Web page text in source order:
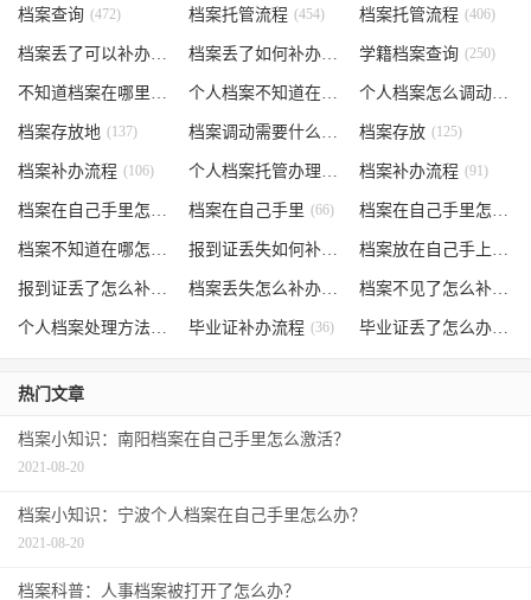
档案查询 (472) 档案托管流程 (454) 档案托管流程 (406)
档案丢了可以补办吗 (371) 档案丢了如何补办 学籍档案查询 (250)
不知道档案在哪里 个人档案不知道在哪儿 (191) 个人档案怎么调动
档案存放地 (137) 档案调动需要什么手续 (130)
档案存放 (125)
档案补办流程 (106) 个人档案托管办理流程 (102)
档案补办流程 (91)
档案在自己手里怎么办 (85)
档案在自己手里 (66) 档案在自己手里怎么处理
档案不知道在哪怎么办 (62) 报到证丢失如何补办 (54) 档案放在自己手上
(52) 档案丢失怎么补办 档案不见了怎么补办
毕业证补办流程 (36) 毕业证丢了怎么办
热门文章
档案小知识：南阳档案在自己手里怎么激活？
2021-08-20
档案小知识：宁波个人档案在自己手里怎么办？
2021-08-20
档案科普：人事档案被打开了怎么办？